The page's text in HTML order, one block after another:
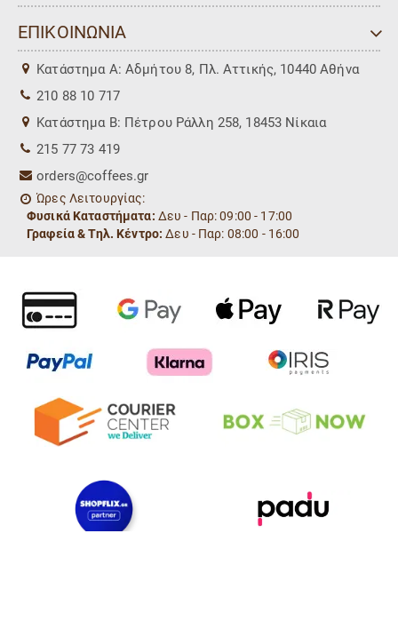
ΕΠΙΚΟΙΝΩΝΙΑ
Kατάστημα Α: Αδμήτου 8, Πλ. Αττικής, 10440 Αθήνα
210 88 10 717
Kατάστημα Β: Πέτρου Ράλλη 258, 18453 Νίκαια
215 77 73 419
orders@coffees.gr
Ώρες Λειτουργίας:
Φυσικά Καταστήματα: Δευ - Παρ: 09:00 - 17:00
Γραφεία & Τηλ. Κέντρο: Δευ - Παρ: 08:00 - 16:00